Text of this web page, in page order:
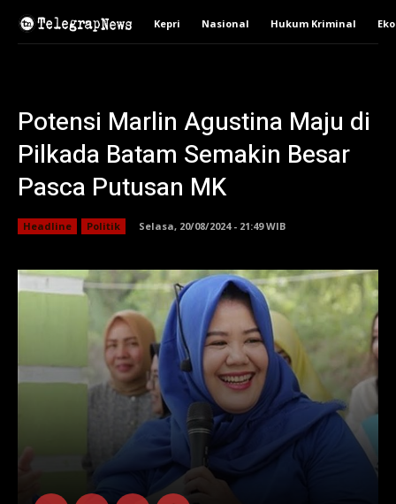
Kepri Nasional Hukum Kriminal
Potensi Marlin Agustina Maju di
Pilkada Batam Semakin Besar
Pasca Putusan MK
Headline Politik Selasa, 20/08/2024 - 21:49 WIB